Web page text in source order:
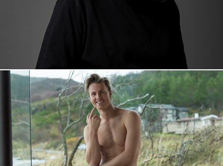
Brok Hose